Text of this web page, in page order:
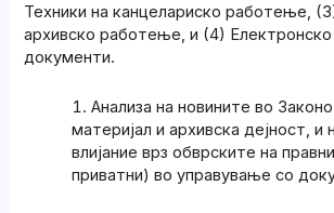
Техники на канцелариско работење,
архивско работење, и (4)
документи.
Анализа на новините во
материјал и архивска дејност, и
влијание врз обврските на
приватни) во управување со